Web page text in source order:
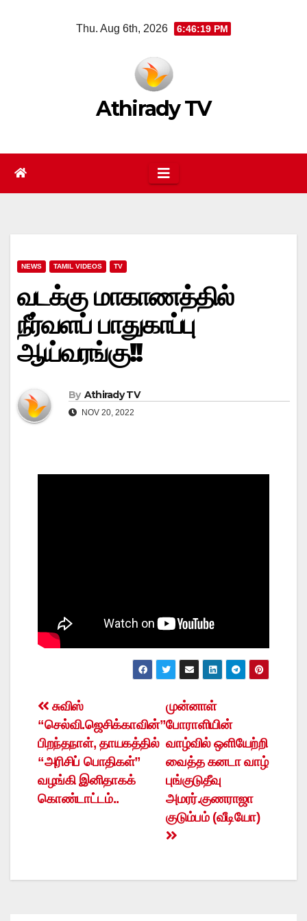
Thu. Aug 6th, 2026 6:46:19 PM
Athirady TV
NEWS TAMIL VIDEOS TV
வடக்கு மாகாணத்தில்
நீர்வளப் பாதுகாப்பு
ஆய்வரங்கு!!
By Athirady TV
NOV 20, 2022
Post
navigation
முன்னாள்
போராளியின்
வாழ்வில் ஒளியேற்றி
வைத்த கனடா வாழ்
புங்குடுதீவு
அமரர்.குணராஜா
குடும்பம் (வீடியோ)
சுவிஸ்
“செல்வி.ஜெசிக்காவின்”
பிறந்தநாள், தாயகத்தில்
“அரிசிப் பொதிகள்”
வழங்கி இனிதாகக்
கொண்டாட்டம்..